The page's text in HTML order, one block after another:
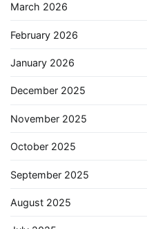
March 2026
February 2026
January 2026
December 2025
November 2025
October 2025
September 2025
August 2025